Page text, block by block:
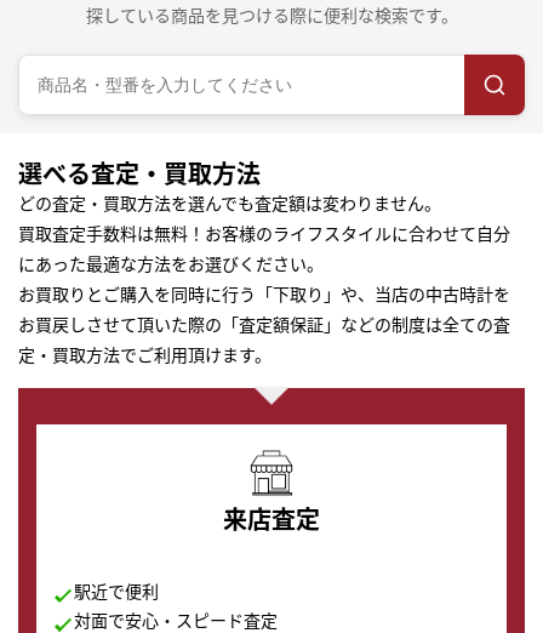
探している商品を見つける際に便利な検索です。
選べる査定・買取方法
どの査定・買取方法を選んでも査定額は変わりません。
買取査定手数料は無料！お客様のライフスタイルに合わせて自分
にあった最適な方法をお選びください。
お買取りとご購入を同時に行う「下取り」や、当店の中古時計を
お買戻しさせて頂いた際の「査定額保証」などの制度は全ての査
定・買取方法でご利用頂けます。
来店査定
駅近で便利
対面で安心・スピード査定